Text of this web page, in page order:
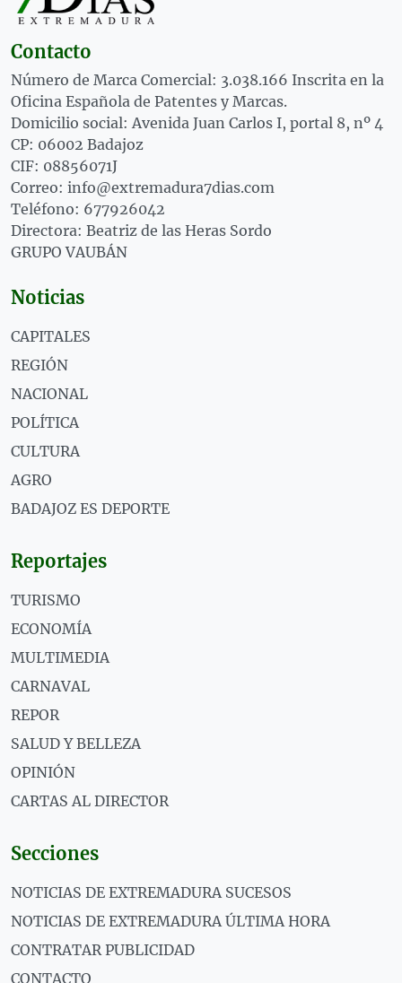
Contacto
Número de Marca Comercial: 3.038.166 Inscrita en la
Oficina Española de Patentes y Marcas.
Domicilio social: Avenida Juan Carlos I, portal 8, nº 4
CP: 06002 Badajoz
CIF: 08856071J
Correo: info@extremadura7dias.com
Teléfono: 677926042
Directora: Beatriz de las Heras Sordo
GRUPO VAUBÁN
Noticias
CAPITALES
REGIÓN
NACIONAL
POLÍTICA
CULTURA
AGRO
BADAJOZ ES DEPORTE
Reportajes
TURISMO
ECONOMÍA
MULTIMEDIA
CARNAVAL
REPOR
SALUD Y BELLEZA
OPINIÓN
CARTAS AL DIRECTOR
Secciones
NOTICIAS DE EXTREMADURA SUCESOS
NOTICIAS DE EXTREMADURA ÚLTIMA HORA
CONTRATAR PUBLICIDAD
CONTACTO